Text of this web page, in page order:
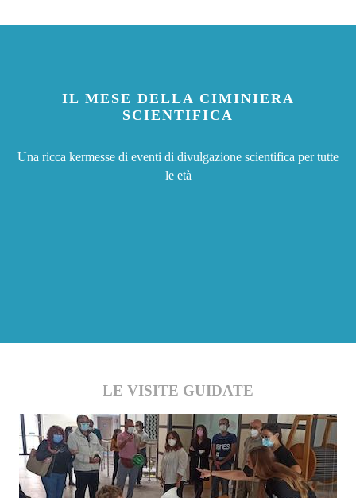
IL MESE DELLA CIMINIERA
SCIENTIFICA
Una ricca kermesse di eventi di divulgazione scientifica per tutte
le età
LE VISITE GUIDATE